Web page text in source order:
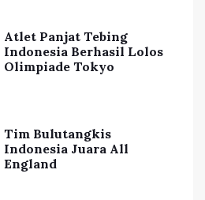
Atlet Panjat Tebing
Indonesia Berhasil Lolos
Olimpiade Tokyo
Tim Bulutangkis
Indonesia Juara All
England